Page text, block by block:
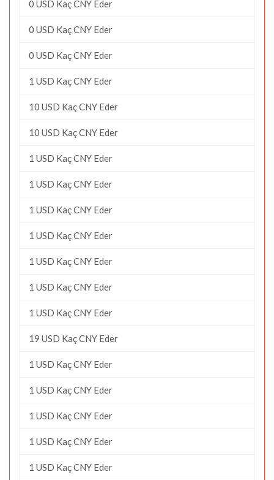
0 USD Kaç CNY Eder
0 USD Kaç CNY Eder
0 USD Kaç CNY Eder
1 USD Kaç CNY Eder
10 USD Kaç CNY Eder
10 USD Kaç CNY Eder
1 USD Kaç CNY Eder
1 USD Kaç CNY Eder
1 USD Kaç CNY Eder
1 USD Kaç CNY Eder
1 USD Kaç CNY Eder
1 USD Kaç CNY Eder
1 USD Kaç CNY Eder
19 USD Kaç CNY Eder
1 USD Kaç CNY Eder
1 USD Kaç CNY Eder
1 USD Kaç CNY Eder
1 USD Kaç CNY Eder
1 USD Kaç CNY Eder